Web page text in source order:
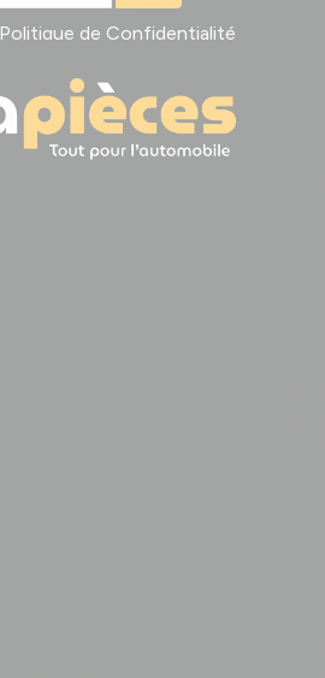
Politique de Confidentialité